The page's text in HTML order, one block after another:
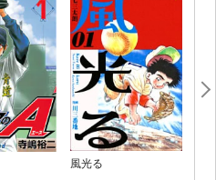
風光る